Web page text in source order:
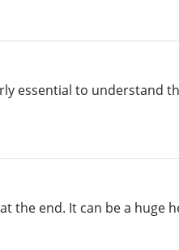
essential to understand
the end. It can be a huge